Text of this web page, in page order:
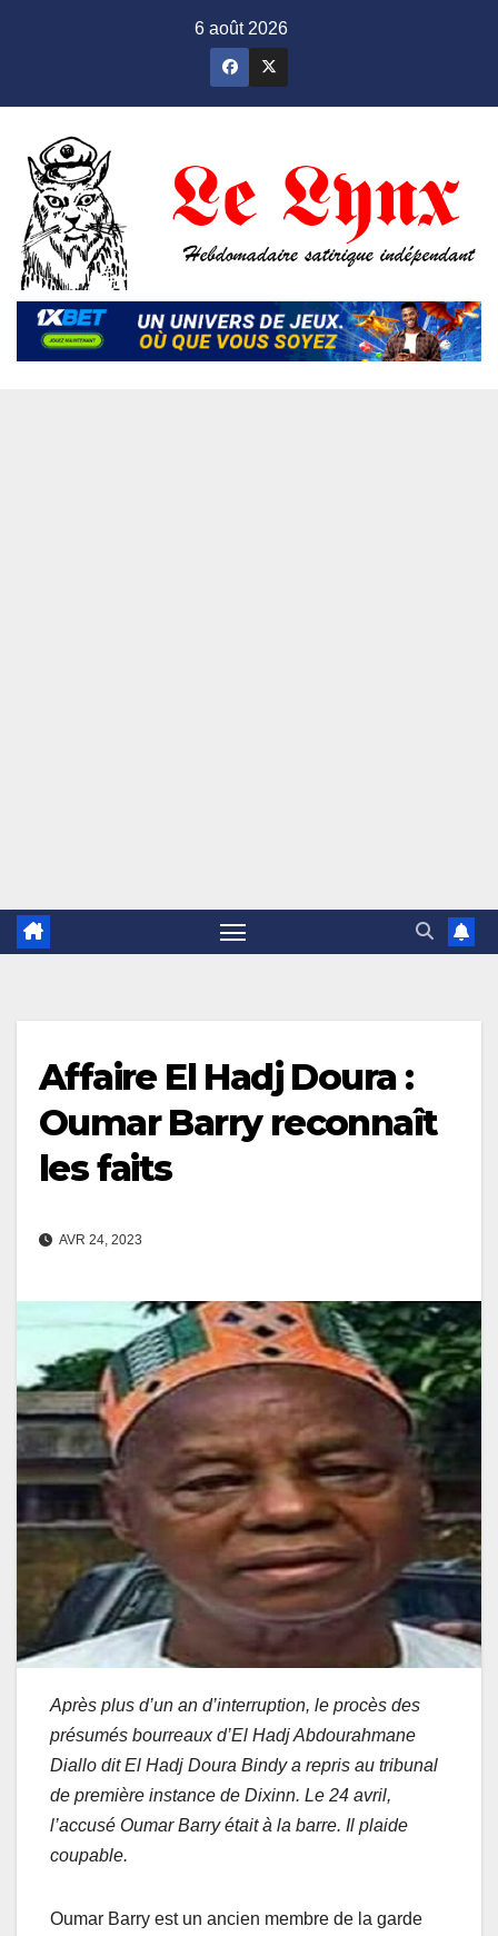
6 août 2026
Affaire El Hadj Doura :
Oumar Barry reconnaît
les faits
AVR 24, 2023
Après plus d’un an d’interruption, le procès des
présumés bourreaux d’El Hadj Abdourahmane
Diallo dit El Hadj Doura Bindy a repris au tribunal
de première instance de Dixinn. Le 24 avril,
l’accusé Oumar Barry était à la barre. Il plaide
coupable.
Oumar Barry est un ancien membre de la garde